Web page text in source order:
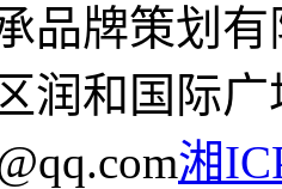
品牌策划
润和国际广
湘